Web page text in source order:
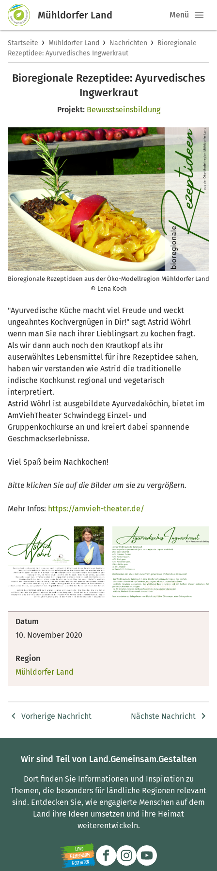
Mühldorfer Land Menü
Startseite › Mühldorfer Land › Nachrichten › Bioregionale
Rezeptidee: Ayurvedisches Ingwerkraut
Bioregionale Rezeptidee: Ayurvedisches
Ingwerkraut
Projekt: Bewusstseinsbildung
Bioregionale Rezeptideen aus der Öko-Modellregion Mühldorfer Land
© Lena Koch
"Ayurvedische Küche macht viel Freude und weckt
ungeahntes Kochvergnügen in Dir!" sagt Astrid Wöhrl
wenn man Sie nach ihrer Lieblingsart zu kochen fragt.
Als wir dann auch noch den Krautkopf als ihr
auserwähltes Lebensmittel für ihre Rezeptidee sahen,
haben wir verstanden wie Astrid die traditionelle
indische Kochkunst regional und vegetarisch
interpretiert.
Astrid Wöhrl ist ausgebildete Ayurvedaköchin, bietet im
AmViehTheater Schwindegg Einzel- und
Gruppenkochkurse an und kreiert dabei spannende
Geschmackserlebnisse.
Viel Spaß beim Nachkochen!
Bitte klicken Sie auf die Bilder um sie zu vergrößern.
Mehr Infos: https://amvieh-theater.de/
Datum
10. November 2020
Region
Mühldorfer Land
Vorherige Nachricht Nächste Nachricht
Wir sind Teil von Land.Gemeinsam.Gestalten
Dort finden Sie Informationen und Inspiration zu
Themen, die besonders für ländliche Regionen relevant
sind. Entdecken Sie, wie engagierte Menschen auf dem
Land ihre Ideen umsetzen und ihre Heimat
weiterentwickeln.